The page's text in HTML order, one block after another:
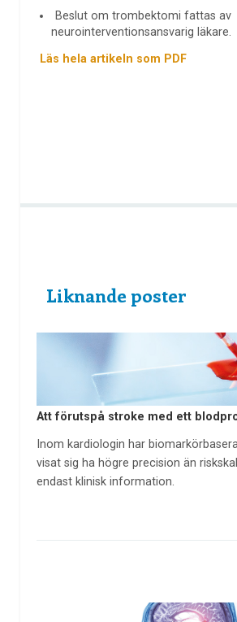
Beslut om trombektomi fattas av
neurointerventionsansvarig läkare.
Läs hela artikeln som PDF
Liknande poster
Att förutspå stroke med ett
Inom kardiologin har
visat sig ha högre precision än
endast klinisk information.